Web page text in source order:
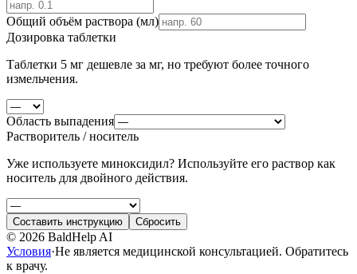
Общий объём раствора (мл)
Дозировка таблетки
Таблетки 5 мг дешевле за мг, но требуют более точного
измельчения.
Область выпадения
Растворитель / носитель
Уже используете миноксидил? Используйте его раствор как
носитель для двойного действия.
Составить инструкцию Сбросить
© 2026 BaldHelp AI
Условия·Не является медицинской консультацией. Обратитесь
к врачу.